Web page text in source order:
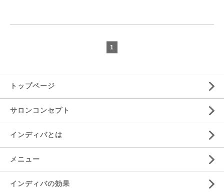
1
トップページ
サロンコンセプト
インディバとは
メニュー
インディバの効果